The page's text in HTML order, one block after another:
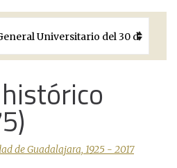
Históricos
Galería
institucionales
de Guadalajara, 1925 - 2017